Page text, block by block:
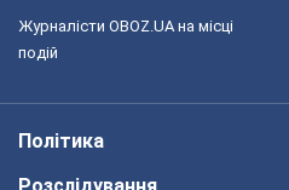
Журналісти OBOZ.UA на місці
подій
Політика